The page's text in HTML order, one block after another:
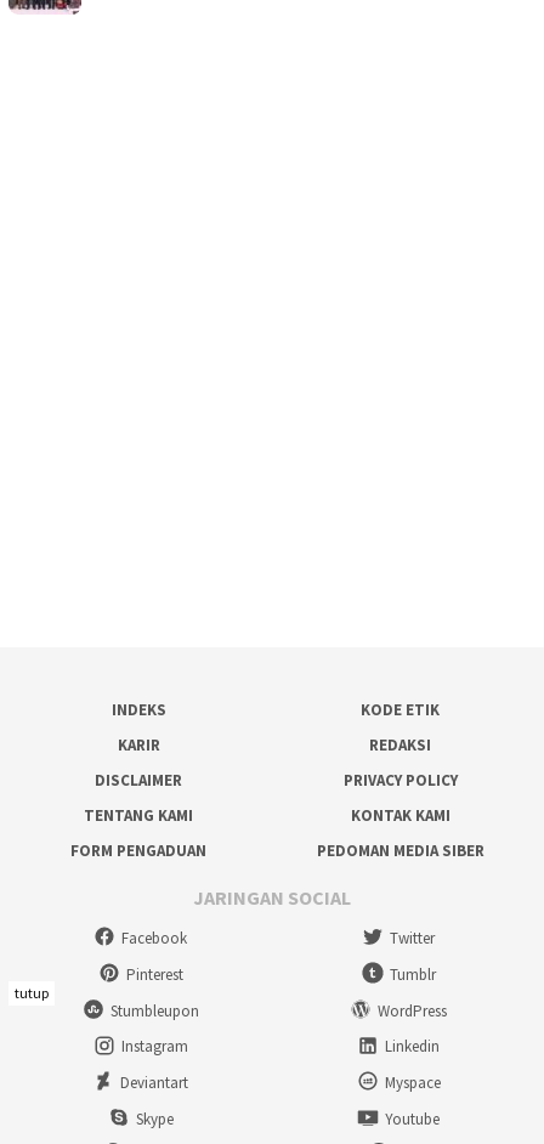
INDEKS
KODE ETIK
KARIR
REDAKSI
DISCLAIMER
PRIVACY POLICY
TENTANG KAMI
KONTAK KAMI
FORM PENGADUAN
PEDOMAN MEDIA SIBER
JARINGAN SOCIAL
Facebook
Twitter
Pinterest
Tumblr
Stumbleupon
WordPress
Instagram
Linkedin
Deviantart
Myspace
Skype
Youtube
tutup